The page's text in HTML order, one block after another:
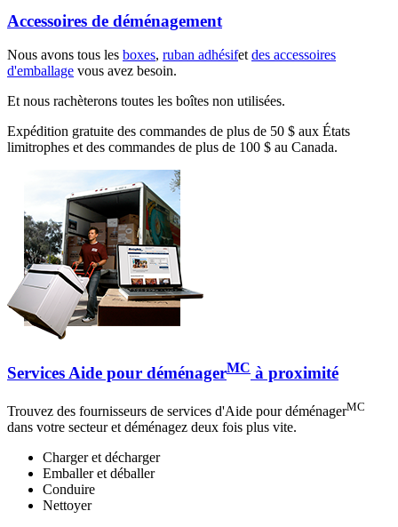
Accessoires de déménagement
Nous avons tous les boxes, ruban adhésifetdes accessoires
d'emballage vous avez besoin.
Et nous rachèterons toutes les boîtes non utilisées.
Expédition gratuite des commandes de plus de 50 $ aux États
limitrophes et des commandes de plus de 100 $ au Canada.
Services Aide pour déménagerMC à proximité
Trouvez des fournisseurs de services d'Aide pour déménagerMC
dans votre secteur et déménagez deux fois plus vite.
Charger et décharger
Emballer et déballer
Conduire
Nettoyer